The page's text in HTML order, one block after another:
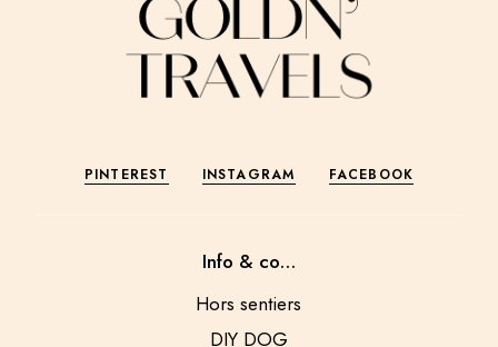
PINTEREST INSTAGRAM FACEBOOK
Info & co…
Hors sentiers
DIY DOG